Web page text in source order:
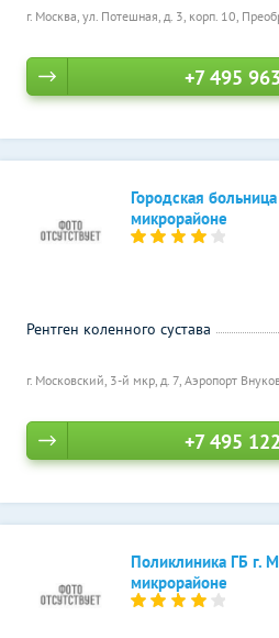
г. Москва, ул. Потешная, д. 3, корп. 10,
+7 495
Городская
микрорайоне
г. Московский, 3-й мкр, д. 7, Аэропорт
Рентген коленного сустава
+7 495
Поликлиника ГБ г.
микрорайоне